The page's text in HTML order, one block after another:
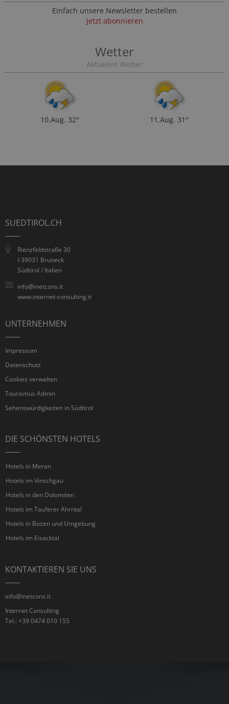
Einfach unsere Newsletter bestellen
Jetzt abonnieren
Wetter
Aktuelles Wetter
10.Aug. 32° 11.Aug. 31°
SUEDTIROL.CH
Rienzfeldstraße 30
I-39031 Bruneck
Südtirol / Italien
info@inetcons.it
www.internet-consulting.it
UNTERNEHMEN
Impressum
Datenschutz
Cookies verwalten
Tourismus Admin
Sehenswürdigkeiten in Südtirol
DIE SCHÖNSTEN HOTELS
Hotels in Meran
Hotels im Vinschgau
Hotels in den Dolomiten
Hotels im Tauferer Ahrntal
Hotels in Bozen und Umgebung
Hotels im Eisacktal
KONTAKTIEREN SIE UNS
info@inetcons.it
Internet Consulting
Tel.: +39 0474 010 155